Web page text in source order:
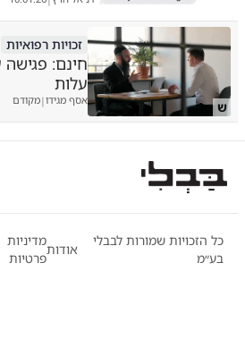
ש
זכויות רפואיות
חינם:
עלות
אסף מגידו|מקודם
כל הזכויות שמורות לבבלי
בע״מ
אודות
מדיניות
פרטיות